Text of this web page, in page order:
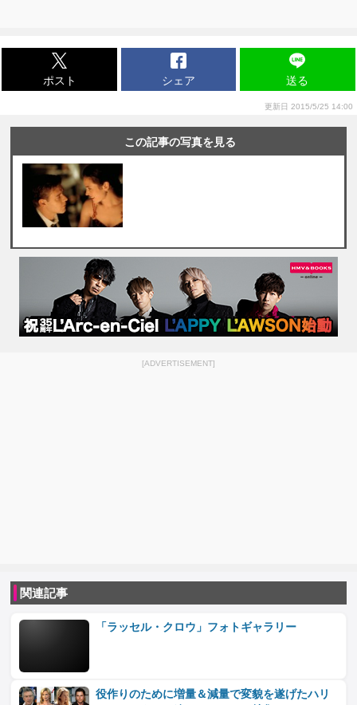
ポスト シェア 送る
更新日 2015/5/25 14:00
この記事の写真を見る
[ADVERTISEMENT]
関連記事
「ラッセル・クロウ」フォトギャラリー
役作りのために増量＆減量で変貌を遂げたハリ